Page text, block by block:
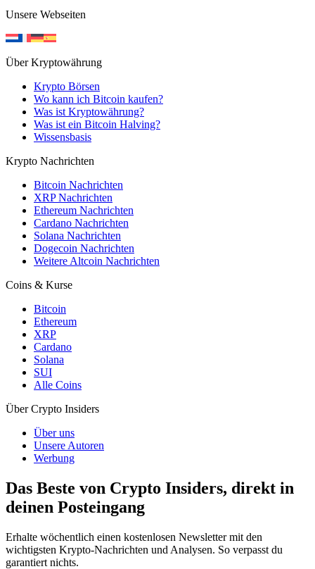
Unsere Webseiten
Über Kryptowährung
Krypto Börsen
Wo kann ich Bitcoin kaufen?
Was ist Kryptowährung?
Was ist ein Bitcoin Halving?
Wissensbasis
Krypto Nachrichten
Bitcoin Nachrichten
XRP Nachrichten
Ethereum Nachrichten
Cardano Nachrichten
Solana Nachrichten
Dogecoin Nachrichten
Weitere Altcoin Nachrichten
Coins & Kurse
Bitcoin
Ethereum
XRP
Cardano
Solana
SUI
Alle Coins
Über Crypto Insiders
Über uns
Unsere Autoren
Werbung
Das Beste von Crypto Insiders, direkt in
deinen Posteingang
Erhalte wöchentlich einen kostenlosen Newsletter mit den
wichtigsten Krypto-Nachrichten und Analysen. So verpasst du
garantiert nichts.